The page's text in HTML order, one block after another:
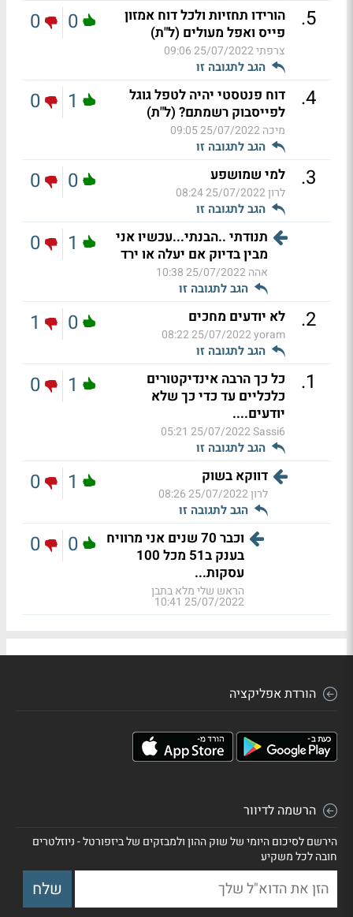
5
.
הורידו תחזיות ולכל דוח אמזון
פייס ואפל מעולים (ל"ת)
צרפתי25/07/2022 09:06
הגב לתגובה זו
0
0
4
.
דוח פנטסטי יהיה לטפל גוגל
לפייסבוק רשמתם? (ל"ת)
מיכה25/07/2022 09:05
הגב לתגובה זו
1
0
3
. למי שמושפע
לרון25/07/2022 08:24
הגב לתגובה זו
0
0
תנודתי ..הבנתי...עכשיו אני
מבין בדיוק אם יעלה או ירד
אהה25/07/2022 10:38
הגב לתגובה זו
1
0
2
. לא יודעים מחכים
yoram
25/07/2022 08:22
הגב לתגובה זו
0
1
1
.
כל כך הרבה אינדיקטורים
כלכליים עד כדי כך שלא
יודעים....
Sassi6
25/07/2022 05:21
הגב לתגובה זו
1
0
דווקא בשוק
לרון25/07/2022 08:26
הגב לתגובה זו
1
0
וכבר 70 שנים אני מרוויח
בענק ב51 מכל 100
עסקות...
הראש שלי מלא בתבן
25/07/2022 10:41
0
0
הורדת אפליקציה
הרשמה לדיוור
הירשם לסיכום היומי של שוק ההון ולמבזקים של ביזפורטל - ניוזלטרים
חובה לכל משקיע